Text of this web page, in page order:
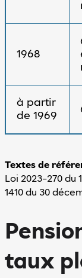
1968
à partir
de 1969
Textes de
Loi 2023-270 du
1410 du 30
taux